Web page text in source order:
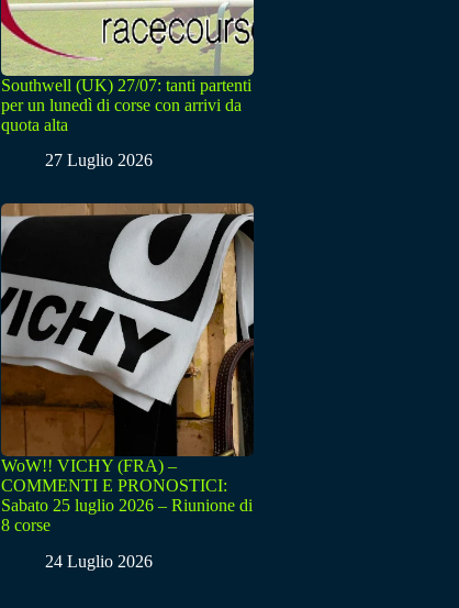
Southwell (UK) 27/07: tanti partenti
per un lunedì di corse con arrivi da
quota alta
27 Luglio 2026
WoW!! VICHY (FRA) –
COMMENTI E PRONOSTICI:
Sabato 25 luglio 2026 – Riunione di
8 corse
24 Luglio 2026